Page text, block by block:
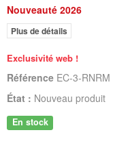
Nouveauté 2026
Plus de détails
Exclusivité web !
Référence EC-3-RNRM
État : Nouveau produit
En stock